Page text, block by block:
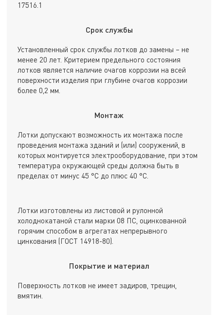
17516.1
Срок службы
Установленный срок службы лотков до замены – не
менее 20 лет. Критерием предельного состояния
лотков является наличие очагов коррозии на всей
поверхности изделия при глубине очагов коррозии
более 0,2 мм.
Монтаж
Лотки допускают возможность их монтажа после
проведения монтажа зданий и (или) сооружений, в
которых монтируется электрооборудование, при этом
температура окружающей среды должна быть в
пределах от минус 45 °С до плюс 40 °С.
Лотки изготовлены из листовой и рулонной
холоднокатаной стали марки 08 ПС, оцинкованной
горячим способом в агрегатах непрерывного
цинкования (ГОСТ 14918-80).
Покрытие и материал
Поверхность лотков не имеет задиров, трещин,
вмятин.